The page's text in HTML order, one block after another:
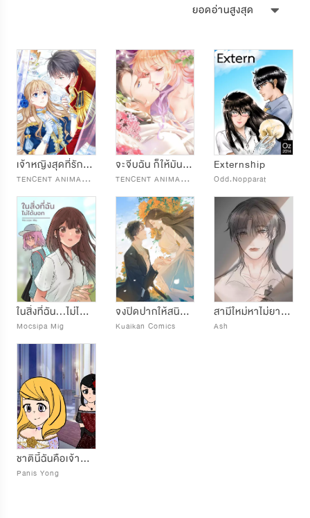
ยอดอ่านสูงสุด
เจ้าหญิงสุดที่รักขององค์ราชันย์
T
ENCENT ANIMATION & COMICS
จะจีบฉัน ก็ให้มันนุ่มนวลหน่อย
T
ENCENT ANIMATION & COMICS
Externship
Odd.Nopparat
ในสิ่งที่ฉัน...ไม่ได้บอก
Mocsipa Mig
จงปิดปากให้สนิท ถ้าคิดจะจูบฉัน
Kuaikan Comics
สามีใหม่หาไม่ยาก#นิลรู้แต่นิลไม่เห็น
Ash
ชาตินี้ฉันคือเจ้าหญิง
Panis Yong